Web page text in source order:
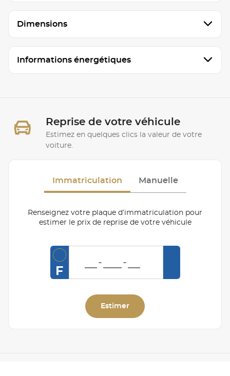
Dimensions
Informations énergétiques
Reprise de votre véhicule
Estimez en quelques clics la valeur de votre
voiture.
Immatriculation Manuelle
Renseignez votre plaque d’immatriculation pour
estimer le prix de reprise de votre véhicule
F
Estimer